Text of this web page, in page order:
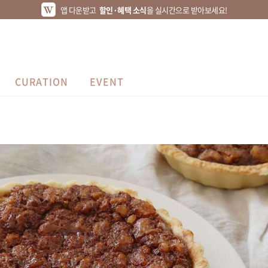
앱 다운받고 할인·혜택 소식을 실시간으로 받아보세요!
CURATION EVENT